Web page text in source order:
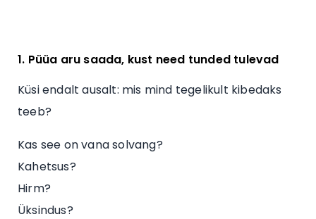
1. Püüa aru saada, kust need tunded tulevad
Küsi endalt ausalt: mis mind tegelikult kibedaks
teeb?
Kas see on vana solvang?
Kahetsus?
Hirm?
Üksindus?